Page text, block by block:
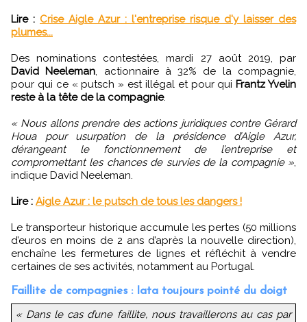
Lire : Crise Aigle Azur : l'entreprise risque d'y laisser des
plumes...
Des nominations contestées, mardi 27 août 2019, par
David Neeleman , actionnaire à 32% de la compagnie,
pour qui ce « putsch » est illégal et pour qui Frantz Yvelin
reste à la tête de la compagnie.
« Nous allons prendre des actions juridiques contre Gérard
Houa pour usurpation de la présidence d’Aigle Azur,
dérangeant le fonctionnement de l’entreprise et
compromettant les chances de survies de la compagnie »
indique David Neeleman.
Lire : Aigle Azur : le putsch de tous les dangers !
Le transporteur historique accumule les pertes (50 millions
d’euros en moins de 2 ans d’après la nouvelle direction),
enchaîne les fermetures de lignes et réfléchit à vendre
certaines de ses activités, notamment au Portugal.
Faillite de compagnies : Iata toujours pointé du doigt
« Dans le cas d’une faillite, nous travaillerons au cas par